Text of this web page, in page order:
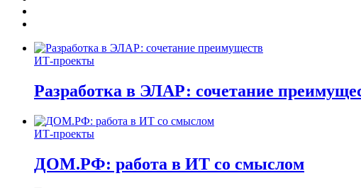
ИТ-проекты
Разработка в ЭЛАР: сочетание
ИТ-проекты
ДОМ.РФ: работа в ИТ со смыслом